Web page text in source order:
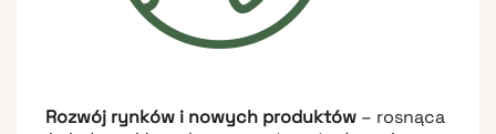
Rozwój rynków i nowych produktów – rosnąca